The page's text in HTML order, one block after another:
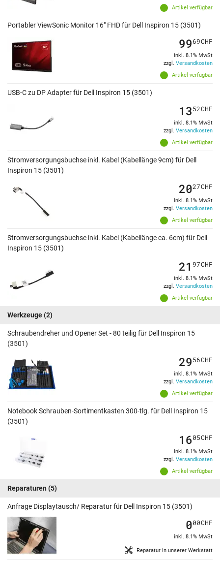
Artikel verfügbar
Portabler ViewSonic Monitor 16" FHD für Dell Inspiron 15 (3501)
Artikel verfügbar
9969CHF
inkl. 8.1% MwSt
zzgl. Versandkosten
USB-C zu DP Adapter für Dell Inspiron 15 (3501)
Artikel verfügbar
1352CHF
inkl. 8.1% MwSt
zzgl. Versandkosten
Stromversorgungsbuchse inkl. Kabel (Kabellänge 9cm) für Dell
Inspiron 15 (3501)
Artikel verfügbar
2027CHF
inkl. 8.1% MwSt
zzgl. Versandkosten
Stromversorgungsbuchse inkl. Kabel (Kabellänge ca. 6cm) für Dell
Inspiron 15 (3501)
Artikel verfügbar
21 97CHF
inkl. 8.1% MwSt
zzgl. Versandkosten
Werkzeuge(2)
Schraubendreher und Opener Set - 80 teilig für Dell Inspiron 15
(3501)
Artikel verfügbar
2956CHF
inkl. 8.1% MwSt
zzgl. Versandkosten
Notebook Schrauben-Sortimentkasten 300-tlg. für Dell Inspiron 15
(3501)
Artikel verfügbar
1605CHF
inkl. 8.1% MwSt
zzgl. Versandkosten
Reparaturen (5)
Anfrage Displaytausch/ Reparatur für Dell Inspiron 15 (3501)
Reparatur in unserer Werkstatt
000CHF
inkl. 8.1% MwSt